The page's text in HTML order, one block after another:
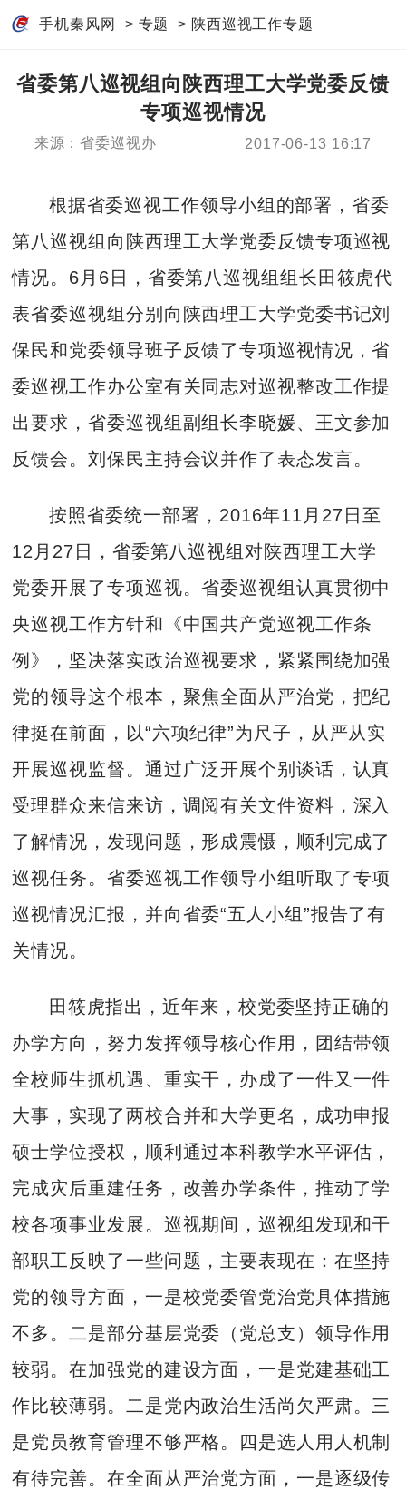
手机秦风网 > 专题 > 陕西巡视工作专题
省委第八巡视组向陕西理工大学党委反馈
专项巡视情况
来源：省委巡视办 2017-06-13 16:17
根据省委巡视工作领导小组的部署，省委
第八巡视组向陕西理工大学党委反馈专项巡视
情况。6月6日，省委第八巡视组组长田筱虎代
表省委巡视组分别向陕西理工大学党委书记刘
保民和党委领导班子反馈了专项巡视情况，省
委巡视工作办公室有关同志对巡视整改工作提
出要求，省委巡视组副组长李晓媛、王文参加
反馈会。刘保民主持会议并作了表态发言。
按照省委统一部署，2016年11月27日至
12月27日，省委第八巡视组对陕西理工大学
党委开展了专项巡视。省委巡视组认真贯彻中
央巡视工作方针和《中国共产党巡视工作条
例》，坚决落实政治巡视要求，紧紧围绕加强
党的领导这个根本，聚焦全面从严治党，把纪
律挺在前面，以“六项纪律”为尺子，从严从实
开展巡视监督。通过广泛开展个别谈话，认真
受理群众来信来访，调阅有关文件资料，深入
了解情况，发现问题，形成震慑，顺利完成了
巡视任务。省委巡视工作领导小组听取了专项
巡视情况汇报，并向省委“五人小组”报告了有
关情况。
田筱虎指出，近年来，校党委坚持正确的
办学方向，努力发挥领导核心作用，团结带领
全校师生抓机遇、重实干，办成了一件又一件
大事，实现了两校合并和大学更名，成功申报
硕士学位授权，顺利通过本科教学水平评估，
完成灾后重建任务，改善办学条件，推动了学
校各项事业发展。巡视期间，巡视组发现和干
部职工反映了一些问题，主要表现在：在坚持
党的领导方面，一是校党委管党治党具体措施
不多。二是部分基层党委（党总支）领导作用
较弱。在加强党的建设方面，一是党建基础工
作比较薄弱。二是党内政治生活尚欠严肃。三
是党员教育管理不够严格。四是选人用人机制
有待完善。在全面从严治党方面，一是逐级传